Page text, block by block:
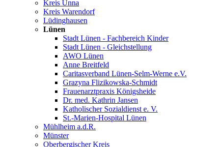
Kreis Unna
Kreis Warendorf
Lüdinghausen
Lünen
Stadt Lünen - Fachbereich Kinder
Stadt Lünen - Gleichstellung
AWO Lünen
Anne Breitfeld
Caritasverband Lünen-Selm-Werne e.V.
Grazyna Flizikowska-Schmidt
Frauenarztpraxis Königsheide
Dr. med. Kathrin Jansen
Katholischer Sozialdienst e. V.
St.-Marien-Hospital Lünen
Mühlheim a.d.R.
Münster
Oberbergischer Kreis